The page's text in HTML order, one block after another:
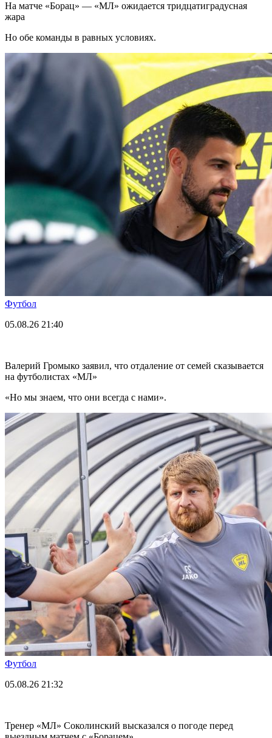
На матче «Борац» — «МЛ» ожидается тридцатиградусная
жара
Но обе команды в равных условиях.
Футбол
05.08.26 21:40
Валерий Громыко заявил, что отдаление от семей сказывается
на футболистах «МЛ»
«Но мы знаем, что они всегда с нами».
Футбол
05.08.26 21:32
Тренер «МЛ» Соколинский высказался о погоде перед